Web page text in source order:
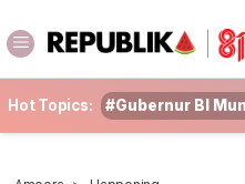
Hot Topics: #Gubernur BI